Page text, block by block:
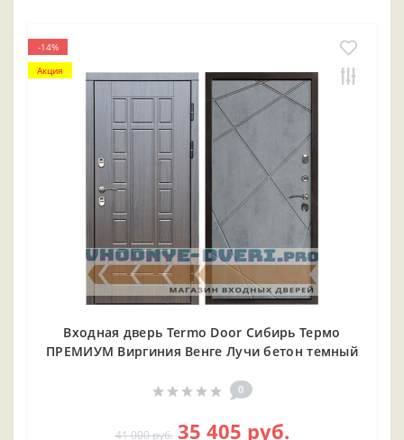
-14%
Акция
Входная дверь Termo Door Сибирь Термо
ПРЕМИУМ Виргиния Венге Лучи бетон темный
0
41 000 руб. 35 405 руб.